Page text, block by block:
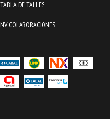
TABLA DE TALLES
NV COLABORACIONES